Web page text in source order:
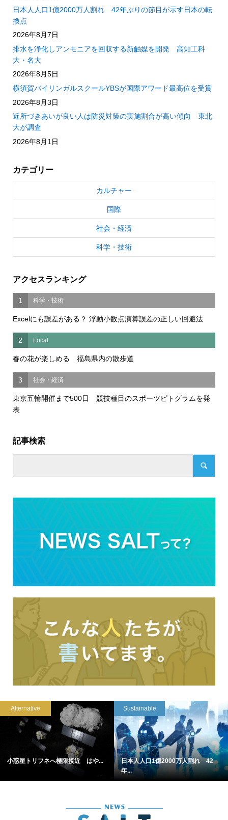
日本人人口1億2000万人割れ 42年ぶりの節目が示す日本の転
換点
2026年8月7日
排水を浄化しアンモニアを回収する新触媒を開発 高知工科
大・名大
2026年8月5日
横須賀バイリンガルスクールYBSが国際アワード最高位を受賞
2026年8月3日
近所づきあいが良い人は防災対策の実施割合が高い傾向 東北
大が調査
2026年8月1日
カテゴリー
カルチャー
国際
社会・経済
科学・技術
アクセスランキング
1 科学・技術
Excelにも誤差がある？ 浮動小数点演算誤差の正しい回避法
2 Local
春の花が楽しめる 福島県内の散歩道
3 社会・経済
東京五輪開催まで500日 競技種目のスポーツピトグラムを発
表
記事検索
Alternative
小惑星トリフネへ極限接近 はや...
Sustainable
日本人人口1億2000万人割れ 42
年...